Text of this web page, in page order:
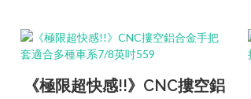
《極限超快感!!》CNC摟空鋁